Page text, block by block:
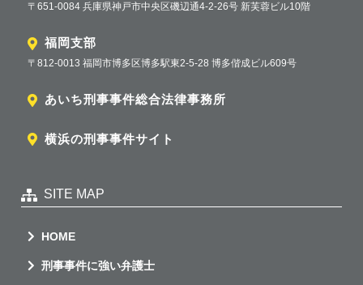
〒651-0084 兵庫県神戸市中央区磯辺通4-2-26号 新芙蓉ビル10階
福岡支部
〒812-0013 福岡市博多区博多駅東2-5-28 博多偕成ビル609号
あいち刑事事件総合法律事務所
横浜の刑事事件サイト
SITE MAP
HOME
刑事事件に強い弁護士